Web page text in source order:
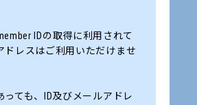
IDの取得に利用されて
ドレスはご利用いただけませ
っても、ID及びメールアドレ